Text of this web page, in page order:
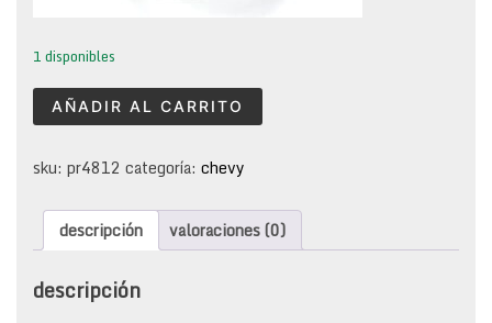
1 disponibles
anillos
para
gm
1.4l
1994-
cantidad
AÑADIR AL CARRITO
sku: pr4812 categoría: chevy
descripción valoraciones (0)
descripción